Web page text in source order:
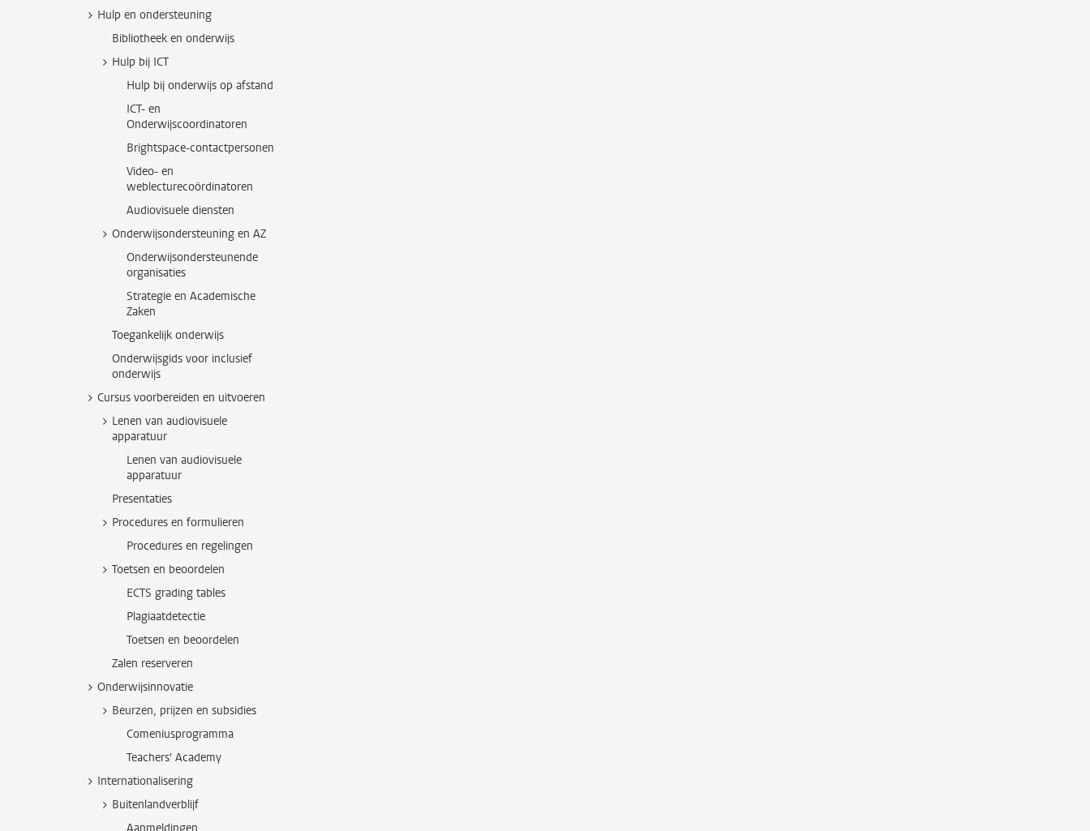
Hulp en ondersteuning
Bibliotheek en onderwijs
Hulp bij ICT
Hulp bij onderwijs op afstand
ICT- en
Onderwijscoordinatoren
Brightspace-contactpersonen
Video- en
weblecturecoördinatoren
Audiovisuele diensten
Onderwijsondersteuning en AZ
Onderwijsondersteunende
organisaties
Strategie en Academische
Zaken
Toegankelijk onderwijs
Onderwijsgids voor inclusief
onderwijs
Cursus voorbereiden en uitvoeren
Lenen van audiovisuele
apparatuur
Lenen van audiovisuele
apparatuur
Presentaties
Procedures en formulieren
Procedures en regelingen
Toetsen en beoordelen
ECTS grading tables
Plagiaatdetectie
Toetsen en beoordelen
Zalen reserveren
Onderwijsinnovatie
Beurzen, prijzen en subsidies
Comeniusprogramma
Teachers' Academy
Internationalisering
Buitenlandverblijf